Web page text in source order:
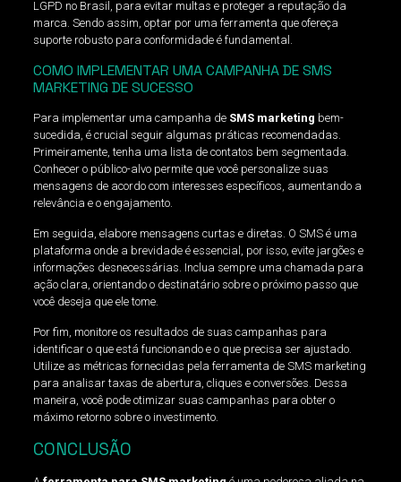
LGPD no Brasil, para evitar multas e proteger a reputação da
marca. Sendo assim, optar por uma ferramenta que ofereça
suporte robusto para conformidade é fundamental.
COMO IMPLEMENTAR UMA CAMPANHA DE SMS
MARKETING DE SUCESSO
Para implementar uma campanha de SMS marketing bem-
sucedida, é crucial seguir algumas práticas recomendadas.
Primeiramente, tenha uma lista de contatos bem segmentada.
Conhecer o público-alvo permite que você personalize suas
mensagens de acordo com interesses específicos, aumentando a
relevância e o engajamento.
Em seguida, elabore mensagens curtas e diretas. O SMS é uma
plataforma onde a brevidade é essencial, por isso, evite jargões e
informações desnecessárias. Inclua sempre uma chamada para
ação clara, orientando o destinatário sobre o próximo passo que
você deseja que ele tome.
Por fim, monitore os resultados de suas campanhas para
identificar o que está funcionando e o que precisa ser ajustado.
Utilize as métricas fornecidas pela ferramenta de SMS marketing
para analisar taxas de abertura, cliques e conversões. Dessa
maneira, você pode otimizar suas campanhas para obter o
máximo retorno sobre o investimento.
CONCLUSÃO